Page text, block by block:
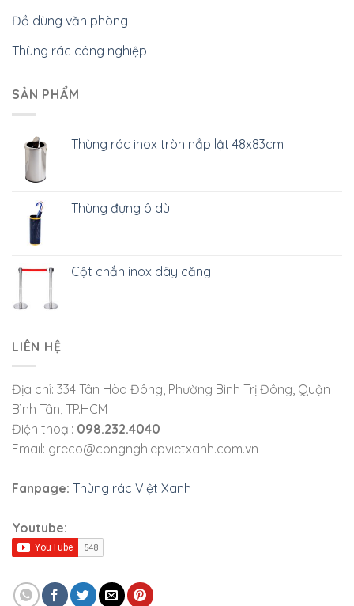
Đồ dùng văn phòng
Thùng rác công nghiệp
SẢN PHẨM
Thùng rác inox tròn nắp lật 48x83cm
Thùng đựng ô dù
Cột chắn inox dây căng
LIÊN HỆ
Địa chỉ: 334 Tân Hòa Đông, Phường Bình Trị Đông, Quận
Bình Tân, TP.HCM
Điện thoại: 098.232.4040
Email: greco@congnghiepvietxanh.com.vn
Fanpage: Thùng rác Việt Xanh
Youtube: